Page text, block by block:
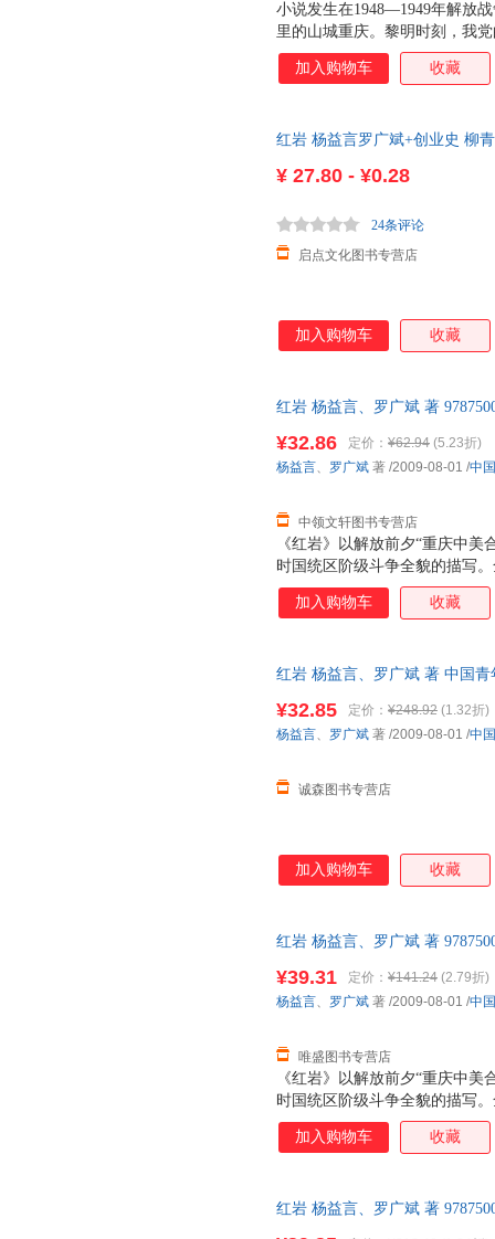
小说发生在1948—1949年解放
里的山城重庆。黎明时刻，我
害也比任何时期残酷，因而敌
工人运动，重庆地下党工人运
人杀害，人头被高挂在城头。
由于他的告密，许云峰、成岗
尽了折磨，凶残的敌人把竹
加入购物车 收藏
红岩 杨益言罗广斌+创业史 柳
¥ 27.80 - ¥0.28
启点文化图书专营店
24条评论
加入购物车 收藏
红岩 杨益言、罗广斌 著
《红岩》以解放前夕“重庆中
时国统区阶级斗争全貌的描写
争、重庆城内的学生运动和地
的社会背景，形成纷繁的斗争
度和深度再现了国民党统治行
的英雄形象，光彩照人，感人
色，既揭示了他们的反动本质
¥32.86 定价： ¥62.94 (5.23折)
中领文轩图书专营店
杨益言、 罗广斌 著 /2009-08-01 /中
加入购物车 收藏
红岩 杨益言、罗广斌 著 中国
¥32.85 定价： ¥248.92 (1.32折)
诚森图书专营店
杨益言、 罗广斌 著 /2009-08-01 /中
加入购物车 收藏
红岩 杨益言、罗广斌 著
《红岩》以解放前夕“重庆中
时国统区阶级斗争全貌的描写
争、重庆城内的学生运动和地
的社会背景，形成纷繁的斗争
度和深度再现了国民党统治行
¥39.31 定价： ¥141.24 (2.79折)
唯盛图书专营店
杨益言、 罗广斌 著 /2009-08-01 /中
加入购物车 收藏
红岩 杨益言、罗广斌 著